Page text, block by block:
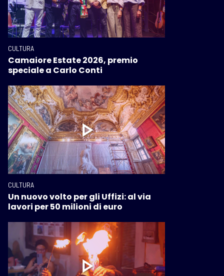
CULTURA
Camaiore Estate 2026, premio
speciale a Carlo Conti
CULTURA
Un nuovo volto per gli Uffizi: al via
lavori per 50 milioni di euro